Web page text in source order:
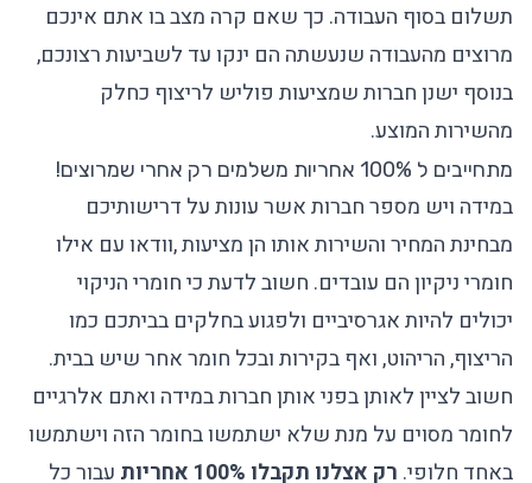
תשלום בסוף העבודה. כך שאם קרה מצב בו אתם אינכם
מרוצים מהעבודה שנעשתה הם ינקו עד לשביעות רצונכם,
בנוסף ישנן חברות שמציעות פוליש לריצוף כחלק
מהשירות המוצע.
מתחייבים ל 100% אחריות משלמים רק אחרי שמרוצים!
במידה ויש מספר חברות אשר עונות על דרישותיכם
מבחינת המחיר והשירות אותו הן מציעות ,וודאו עם אילו
חומרי ניקיון הם עובדים. חשוב לדעת כי חומרי הניקוי
יכולים להיות אגרסיביים ולפגוע בחלקים בביתכם כמו
הריצוף, הריהוט, ואף בקירות ובכל חומר אחר שיש בבית.
חשוב לציין לאותן בפני אותן חברות במידה ואתם אלרגיים
לחומר מסוים על מנת שלא ישתמשו בחומר הזה וישתמשו
באחד חלופי. רק אצלנו תקבלו 100% אחריות עבור כל